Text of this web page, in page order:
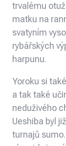
trvalému
matku na
svatyním
rybářských
harpunu.
Yoroku si
a tak také
neduživého
Ueshiba byl
turnajů